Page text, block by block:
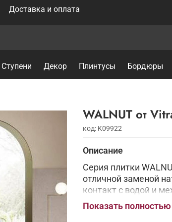
Доставка и оплата
Ступени Декор Плинтусы Бордюры
код: K09922
Описание
Серия плитки
отличной заменой
контакт с водой и
стилизованные под
Показать полностью